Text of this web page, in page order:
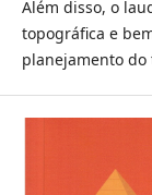
Além disso, o
topográfica e
planejamento